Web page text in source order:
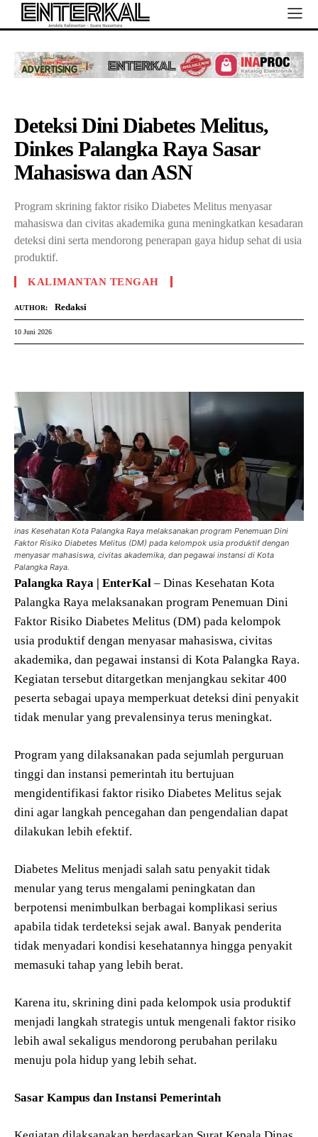
Deteksi Dini Diabetes Melitus,
Dinkes Palangka Raya Sasar
Mahasiswa dan ASN
Program skrining faktor risiko Diabetes Melitus menyasar
mahasiswa dan civitas akademika guna meningkatkan kesadaran
deteksi dini serta mendorong penerapan gaya hidup sehat di usia
produktif.
KALIMANTAN TENGAH
AUTHOR: Redaksi
10 Juni 2026
inas Kesehatan Kota Palangka Raya melaksanakan program Penemuan Dini
Faktor Risiko Diabetes Melitus (DM) pada kelompok usia produktif dengan
menyasar mahasiswa, civitas akademika, dan pegawai instansi di Kota
Palangka Raya.
Palangka Raya | EnterKal – Dinas Kesehatan Kota
Palangka Raya melaksanakan program Penemuan Dini
Faktor Risiko Diabetes Melitus (DM) pada kelompok
usia produktif dengan menyasar mahasiswa, civitas
akademika, dan pegawai instansi di Kota Palangka Raya.
Kegiatan tersebut ditargetkan menjangkau sekitar 400
peserta sebagai upaya memperkuat deteksi dini penyakit
tidak menular yang prevalensinya terus meningkat.
Program yang dilaksanakan pada sejumlah perguruan
tinggi dan instansi pemerintah itu bertujuan
mengidentifikasi faktor risiko Diabetes Melitus sejak
dini agar langkah pencegahan dan pengendalian dapat
dilakukan lebih efektif.
Diabetes Melitus menjadi salah satu penyakit tidak
menular yang terus mengalami peningkatan dan
berpotensi menimbulkan berbagai komplikasi serius
apabila tidak terdeteksi sejak awal. Banyak penderita
tidak menyadari kondisi kesehatannya hingga penyakit
memasuki tahap yang lebih berat.
Karena itu, skrining dini pada kelompok usia produktif
menjadi langkah strategis untuk mengenali faktor risiko
lebih awal sekaligus mendorong perubahan perilaku
menuju pola hidup yang lebih sehat.
Sasar Kampus dan Instansi Pemerintah